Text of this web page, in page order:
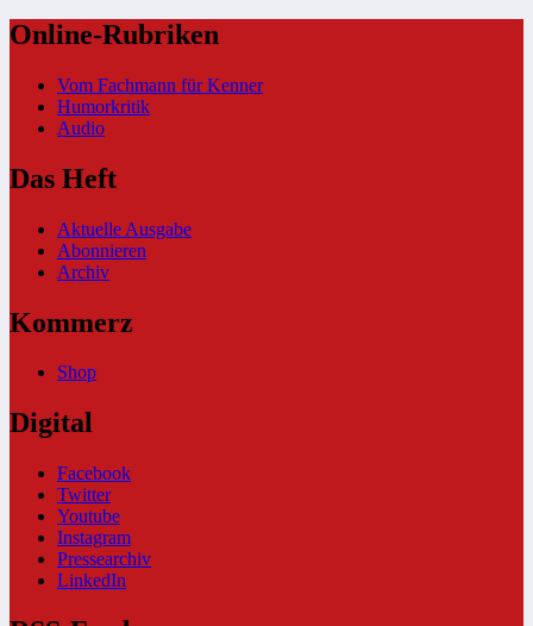
Online-Rubriken
Vom Fachmann für Kenner
Humorkritik
Audio
Das Heft
Aktuelle Ausgabe
Abonnieren
Archiv
Kommerz
Shop
Digital
Facebook
Twitter
Youtube
Instagram
Pressearchiv
LinkedIn